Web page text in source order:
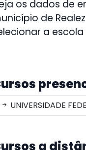
os dados de
de
a
UNIVERSIDADE
a